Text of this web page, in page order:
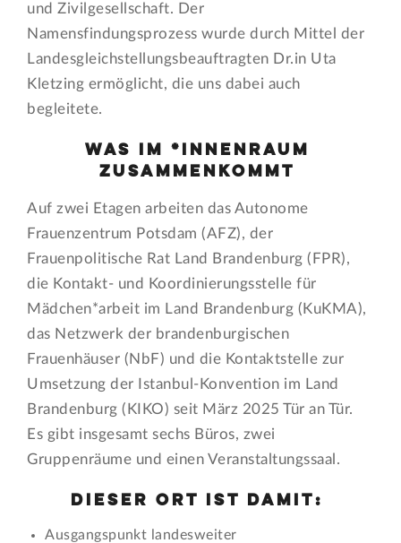
und Zivilgesellschaft. Der
Namensfindungsprozess wurde durch Mittel der
Landesgleichstellungsbeauftragten Dr.in Uta
Kletzing ermöglicht, die uns dabei auch
begleitete.
Was im *innenRaum
zusammenkommt
Auf zwei Etagen arbeiten das Autonome
Frauenzentrum Potsdam (AFZ), der
Frauenpolitische Rat Land Brandenburg (FPR),
die Kontakt- und Koordinierungsstelle für
Mädchen*arbeit im Land Brandenburg (KuKMA),
das Netzwerk der brandenburgischen
Frauenhäuser (NbF) und die Kontaktstelle zur
Umsetzung der Istanbul-Konvention im Land
Brandenburg (KIKO) seit März 2025 Tür an Tür.
Es gibt insgesamt sechs Büros, zwei
Gruppenräume und einen Veranstaltungssaal.
Dieser Ort ist damit:
Ausgangspunkt landesweiter